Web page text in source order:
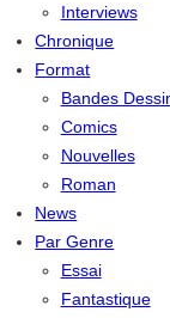
Interviews
Chronique
Format
Bandes
Comics
Nouvelles
Roman
News
Par Genre
Essai
Fantastique